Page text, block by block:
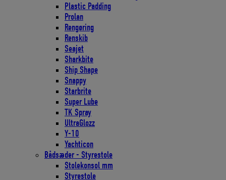
Plastic Padding
Prolan
Rengøring
Renskib
Seajet
Sharkbite
Ship Shape
Snappy
Starbrite
Super Lube
TK Spray
UltraGlozz
Y-10
Yachticon
Bådsæder - Styrestole
Stolekonsol mm
Styrestole